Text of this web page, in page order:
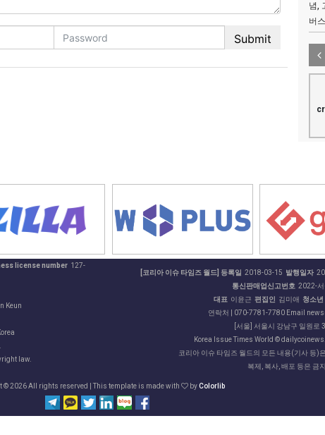
념,
버
license number127-
Keun
law.
[코리아 이슈 타임즈 월드] 등록일 2018-03-15 발행일자
통신판매업신고번호 2022-
대표 이윤근 편집인 김미애 청소
연락처 | 070-7781-7780 Email
[서울] 서울시 강남구 일원로
Korea Issue Times World ©
코리아 이슈 타임즈 월드의 모든 내용(기사 등)
복제, 복사, 배포 등은 금
©2026 All rights reserved | This template is made with byColorlib